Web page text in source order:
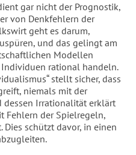
gar nicht der Prognostik,
von Denkfehlern der
geht es darum,
und das gelingt am
Modellen
rational handeln.
stellt sicher, dass
niemals mit der
dessen Irrationalität erklärt
Fehlern der Spielregeln,
Dies schützt davor, in einen